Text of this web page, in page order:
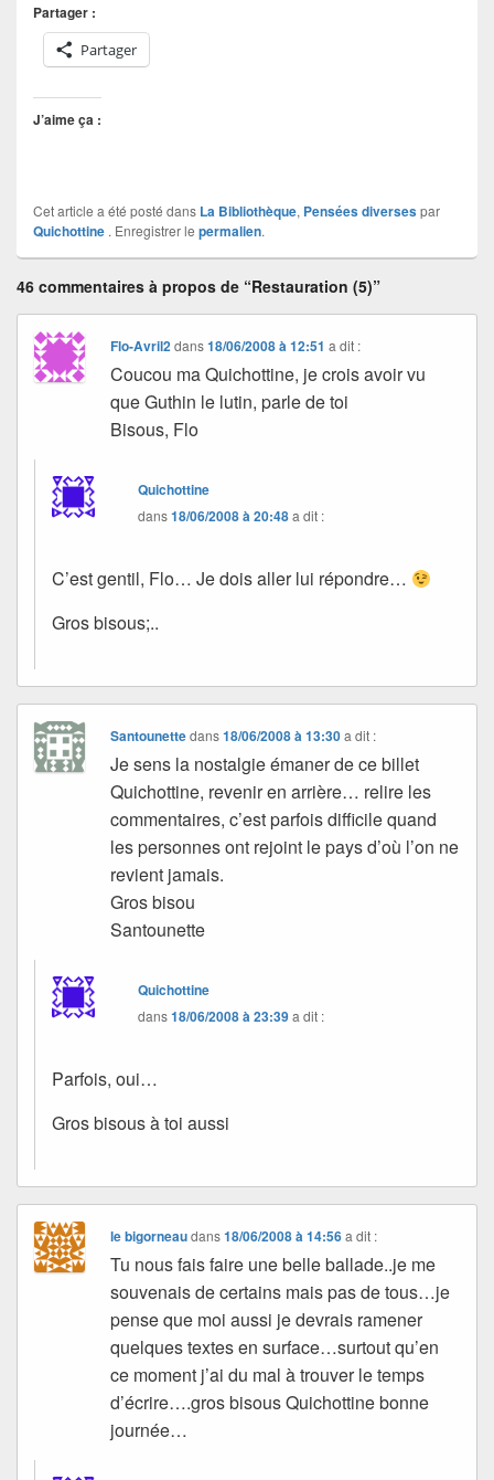
Partager :
Partager
J’aime ça :
Cet article a été posté dans La Bibliothèque, Pensées diversespar
Quichottine . Enregistrer le permalien.
46 commentaires à propos de “Restauration (5)”
Flo-Avril2dans18/06/2008 à 12:51 a dit :
Coucou ma Quichottine, je crois avoir vu
que Guthin le lutin, parle de toi
Bisous, Flo
Quichottine
dans18/06/2008 à 20:48a dit :
C’est gentil, Flo… Je dois aller lui répondre…
Gros bisous;..
Santounettedans18/06/2008 à 13:30 a dit :
Je sens la nostalgie émaner de ce billet
Quichottine, revenir en arrière… relire les
commentaires, c’est parfois difficile quand
les personnes ont rejoint le pays d’où l’on ne
revient jamais.
Gros bisou
Santounette
Quichottine
dans18/06/2008 à 23:39a dit :
Parfois, oui…
Gros bisous à toi aussi
le bigorneaudans18/06/2008 à 14:56 a dit :
Tu nous fais faire une belle ballade..je me
souvenais de certains mais pas de tous…je
pense que moi aussi je devrais ramener
quelques textes en surface…surtout qu’en
ce moment j’ai du mal à trouver le temps
d’écrire….gros bisous Quichottine bonne
journée…